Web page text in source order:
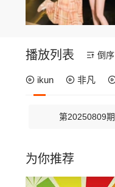
播放列表 倒序
ikun 非凡
第20250809期
为你推荐